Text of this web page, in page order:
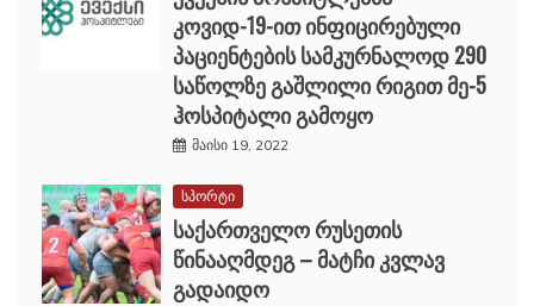
კოვიდ-19-ით ინფიცირებული
პაციენტების სამკურნალოდ 290
საწოლზე გაშლილი რიგით მე-5
ჰოსპიტალი გამოყო
მაისი 19, 2022
სპორტი
საქართველო რუსეთის
წინააღმდეგ – მატჩი კვლავ
გადაიდო